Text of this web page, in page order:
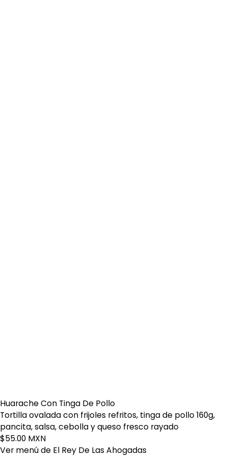
Huarache Con Tinga De Pollo
Tortilla ovalada con frijoles refritos, tinga de pollo 160g,
pancita, salsa, cebolla y queso fresco rayado
$55.00 MXN
Ver menú de El Rey De Las Ahogadas